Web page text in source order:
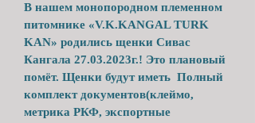
В нашем монопородном племенном
питомнике «V.K.KANGAL TURK
KAN» родились щенки Сивас
Кангала 27.03.2023г.! Это плановый
помёт. Щенки будут иметь Полный
комплект документов(клеймо,
метрика РКФ, экспортные